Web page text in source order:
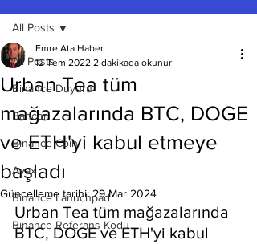
All Posts
Binance Duyuru
Bancor
Binance Coin
Avax
Binance Lanuchpad
Binance Referans Kodu
All Posts
Urban Tea tüm
mağazalarında BTC, DOGE
ve ETH'yi kabul etmeye
başladı
Emre Ata Haber
12 Tem 2022 2 dakikada okunur
Güncelleme tarihi:29 Mar 2024
Urban Tea tüm mağazalarında
BTC, DOGE ve ETH'yi kabul